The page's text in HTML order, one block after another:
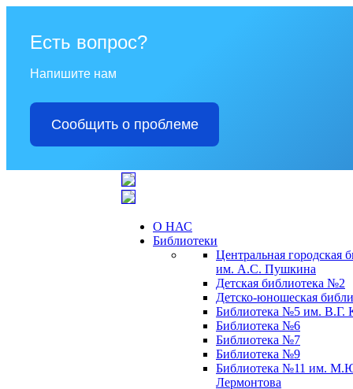
Есть вопрос?
Напишите нам
Сообщить о проблеме
О НАС
Библиотеки
Центральная городская
им. А.С. Пушкина
Детская библиотека №2
Детско-юношеская
Библиотека №5 им. В.Г.
Библиотека №6
Библиотека №7
Библиотека №9
Библиотека №11 им.
Лермонтова